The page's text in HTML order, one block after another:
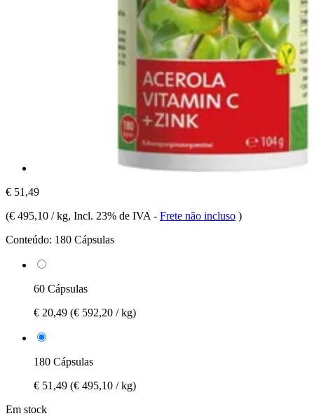
€ 51,49
(€ 495,10 / kg, Incl. 23% de IVA - Frete não incluso )
Conteúdo: 180 Cápsulas
60 Cápsulas
€ 20,49 (€ 592,20 / kg)
180 Cápsulas
€ 51,49 (€ 495,10 / kg)
Em stock